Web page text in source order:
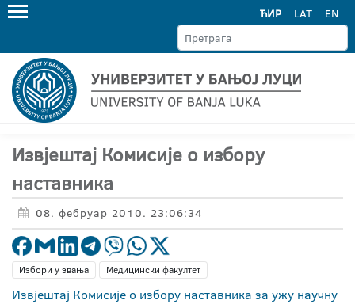
ЋИР LAT EN
Извјештај Комисије о избору
наставника
08. фебруар 2010. 23:06:34
Избори у звања Медицински факултет
Извјештај Комисије о избору наставника за ужу научну